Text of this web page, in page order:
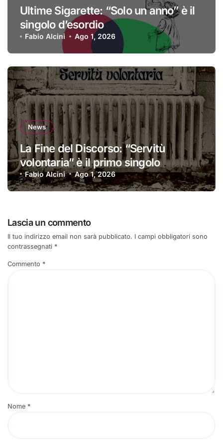
Ultime Sigarette: “Solo un anno” è il
singolo d’esordio
Fabio Alcini Ago 1, 2026
News
La Fine del Discorso: “Servitù
volontaria” è il primo singolo
Fabio Alcini Ago 1, 2026
Lascia un commento
Il tuo indirizzo email non sarà pubblicato. I campi obbligatori sono
contrassegnati *
Commento *
Nome *